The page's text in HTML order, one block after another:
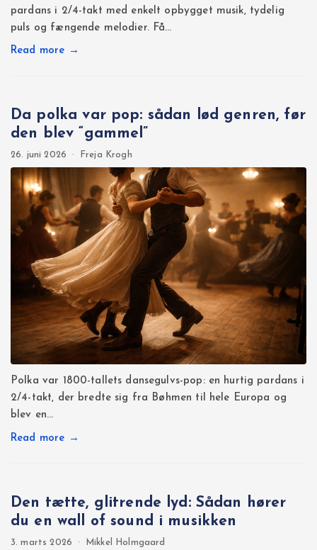
pardans i 2/4-takt med enkelt opbygget musik, tydelig
puls og fængende melodier. Få…
Read more →
Da polka var pop: sådan lød genren, før
den blev “gammel”
26. juni 2026 · Freja Krogh
Polka var 1800-tallets dansegulvs-pop: en hurtig pardans i
2/4-takt, der bredte sig fra Bøhmen til hele Europa og
blev en…
Read more →
Den tætte, glitrende lyd: Sådan hører
du en wall of sound i musikken
3. marts 2026 · Mikkel Holmgaard